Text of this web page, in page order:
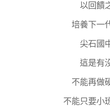
以回饋
培養下一
尖石國
這是有
不能再做
不能只要小